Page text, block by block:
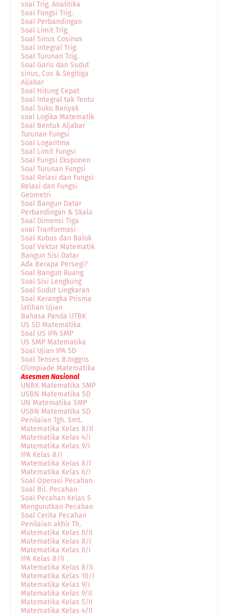
soal Trig. Analitika
Soal Fungsi Trig.
Soal Perbandingan
Soal Limit Trig.
Soal Sinus Cosinus
Soal Integral Trig.
Soal Turunan Trig.
Soal Garis dan Sudut
sinus, Cos & Segitiga
Aljabar
Soal Hitung Cepat
Soal Integral tak Tentu
Soal Suku Banyak
soal Logika Matematik
Soal Bentuk Aljabar
Turunan Fungsi
Soal Logaritma
Soal Limit Fungsi
Soal Fungsi Eksponen
Soal Turunan Fungsi
Soal Relasi dan Fungsi
Relasi dan Fungsi
Geometri
Soal Bangun Datar
Perbandingan & Skala
Soal Dimensi Tiga
soal Tranformasi
Soal Kubus dan Balok
Soal Vektor Matematik
Bangun Sisi Datar
Ada Berapa Persegi?
Soal Bangun Ruang
Soal Sisi Lengkung
Soal Sudut Lingkaran
Soal Kerangka Prisma
latihan Ujian
Bahasa Panda UTBK
US SD Matematika
Soal US IPA SMP
US SMP Matematika
Soal Ujian IPA SD
Soal Tenses B.Inggris
Olimpiade Matematika
Asesmen Nasional
UNBK Matematika SMP
USBN Matematika SD
UN Matematika SMP
USBN Matematika SD
Penilaian Tgh. Smt.
Matematika Kelas 8/II
Matematika Kelas 4/I
Matematika Kelas 9/I
IPA Kelas 8/I
Matematika Kelas 8/I
Matematika Kelas 6/I
Soal Operasi Pecahan
Soal Bil. Pecahan
Soal Pecahan Kelas 5
Mengurutkan Pecahan
Soal Cerita Pecahan
Penilaian akhir Th.
Matematika Kelas 6/II
Matematika Kelas 8/I
Matematika Kelas 6/I
IPA Kelas 8/II
Matematika Kelas 8/II
Matematika Kelas 10/I
Matematika Kelas 9/I
Matematika Kelas 9/II
Matematika Kelas 5/II
Matematika Kelas 4/II